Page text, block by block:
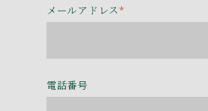
メールアドレス*
電話番号